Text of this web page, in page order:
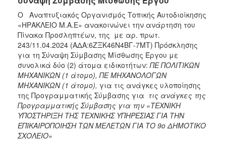
Ο Αναπτυξιακός Οργανισμός Τοπικής Αυτοδιοίκησης
«ΗΡΑΚΛΕΙΟ Μ.Α.Ε» ανακοινώνει την ανάρτηση του
Πίνακα Προσληπτέων, της με αρ. πρωτ.
243/11.04.2024 (ΑΔΑ:6ΖΞΚ46Ν4ΒΓ-7ΜΤ) Πρόσκλησης
για τη Σύναψη Σύμβασης Μίσθωσης Έργου με
συνολικά δύο (2) άτομα ειδικοτήτων: ΠΕ ΠΟΛΙΤΙΚΩΝ
ΜΗΧΑΝΙΚΩΝ (1 άτομο), ΠΕ ΜΗΧΑΝΟΛΟΓΩΝ
ΜΗΧΑΝΙΚΩΝ (1 άτομο), για τις ανάγκες υλοποίησης
της Προγραμματικής Σύμβασης για τις ανάγκες της
Προγραμματικής Σύμβασης για την «ΤΕΧΝΙΚΗ
ΥΠΟΣΤΗΡΙΞΗ ΤΗΣ ΤΕΧΝΙΚΗΣ ΥΠΗΡΕΣΙΑΣ ΓΙΑ ΤΗΝ
ΕΠΙΚΑΙΡΟΠΟΙΗΣΗ ΤΩΝ ΜΕΛΕΤΩΝ ΓΙΑ ΤΟ 9ο ΔΗΜΟΤΙΚΟ
ΣΧΟΛΕΙΟ»